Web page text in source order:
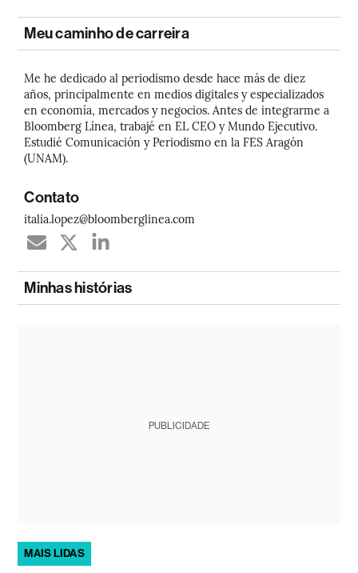
Meu caminho de carreira
Me he dedicado al periodismo desde hace más de diez
años, principalmente en medios digitales y especializados
en economía, mercados y negocios. Antes de integrarme a
Bloomberg Línea, trabajé en EL CEO y Mundo Ejecutivo.
Estudié Comunicación y Periodismo en la FES Aragón
(UNAM).
Contato
italia.lopez@bloomberglinea.com
Minhas histórias
PUBLICIDADE
MAIS LIDAS